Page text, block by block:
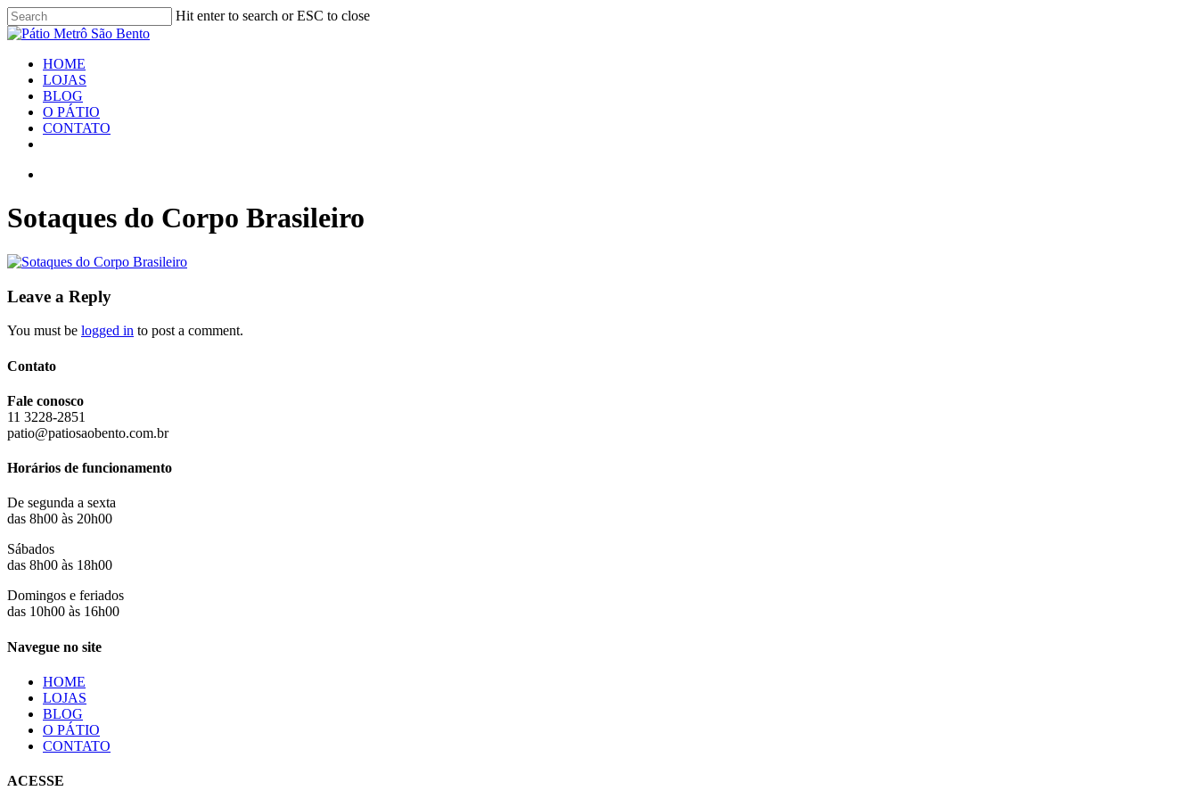
Skip
to
content
Hit enter to search or ESC to close
Close
search
Menu
HOME
LOJAS
BLOG
O PÁTIO
CONTATO
Sotaques do Corpo Brasileiro
Leave a Reply
You must be logged in to post a comment.
Contato
Fale conosco
11 3228-2851
patio@patiosaobento.com.br
Horários de funcionamento
De segunda a sexta
das 8h00 às 20h00
Sábados
das 8h00 às 18h00
Domingos e feriados
das 10h00 às 16h00
Navegue no site
HOME
LOJAS
BLOG
O PÁTIO
CONTATO
ACESSE